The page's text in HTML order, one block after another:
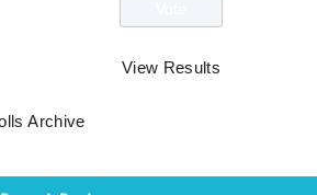
View Results
Archive